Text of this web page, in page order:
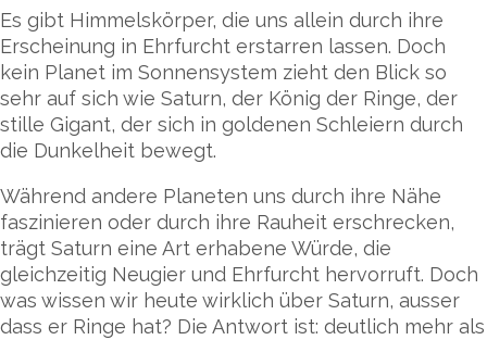
Es gibt Himmelskörper, die uns allein durch ihre
Erscheinung in Ehrfurcht erstarren lassen. Doch
kein Planet im Sonnensystem zieht den Blick so
sehr auf sich wie Saturn, der König der Ringe, der
stille Gigant, der sich in goldenen Schleiern durch
die Dunkelheit bewegt.
Während andere Planeten uns durch ihre Nähe
faszinieren oder durch ihre Rauheit erschrecken,
trägt Saturn eine Art erhabene Würde, die
gleichzeitig Neugier und Ehrfurcht hervorruft. Doch
was wissen wir heute wirklich über Saturn, ausser
dass er Ringe hat? Die Antwort ist: deutlich mehr als